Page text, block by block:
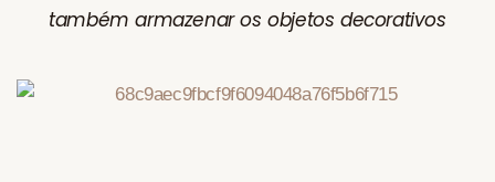
também armazenar os objetos decorativos